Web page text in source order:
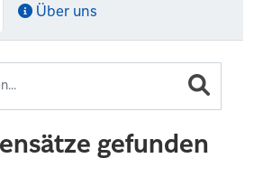
Über uns
gefunden